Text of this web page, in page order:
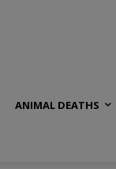
ANIMAL DEATHS